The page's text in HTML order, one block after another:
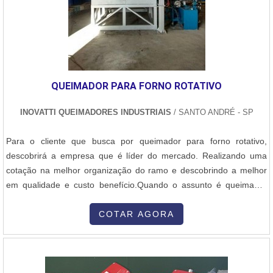
QUEIMADOR PARA FORNO ROTATIVO
INOVATTI QUEIMADORES INDUSTRIAIS / SANTO ANDRÉ - SP
Para o cliente que busca por queimador para forno rotativo,
descobrirá a empresa que é líder do mercado. Realizando uma
cotação na melhor organização do ramo e descobrindo a melhor
em qualidade e custo benefício.Quando o assunto é queimador
encontrar proteção com soluções para estufas, fornos e
caldeiras.MAIS INFORMAÇÕES SOBRE QUEIMADOR PARA
COTAR AGORA